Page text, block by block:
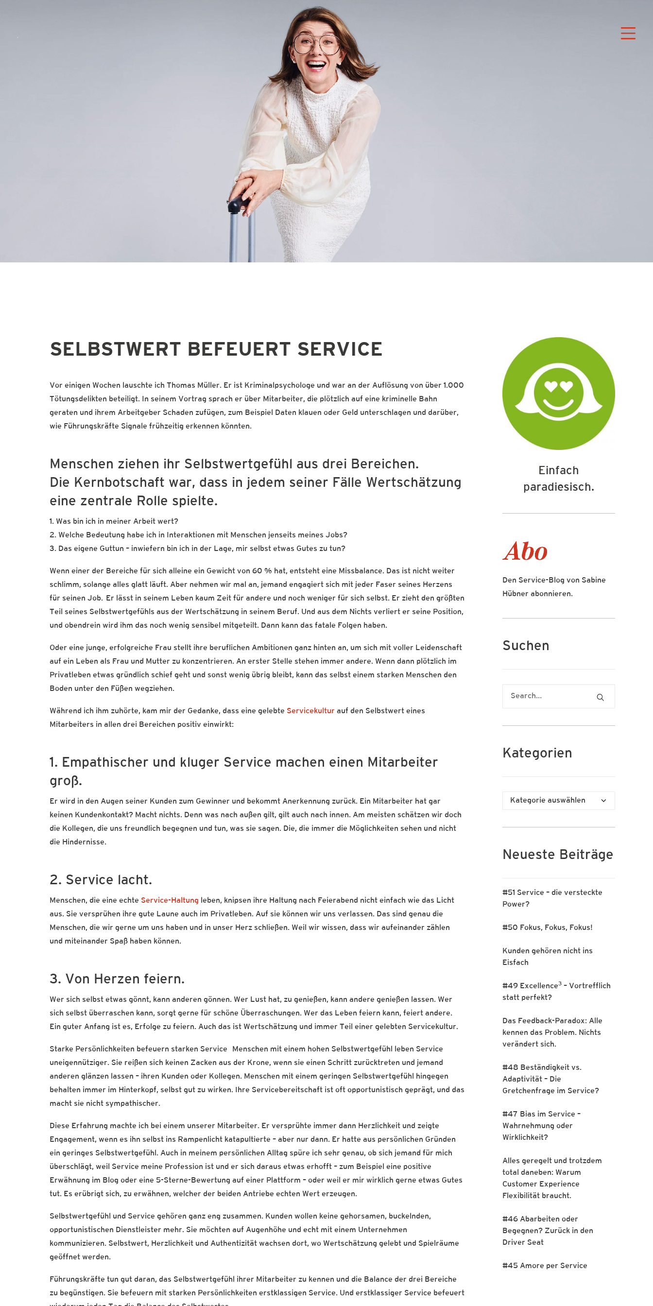
SELBSTWERT BEFEUERT SERVICE
Vor einigen Wochen lauschte ich Thomas Müller. Er ist Kriminalpsychologe und war an der Auflösung von über 1.000
Tötungsdelikten beteiligt. In seinem Vortrag sprach er über Mitarbeiter, die plötzlich auf eine kriminelle Bahn
geraten und ihrem Arbeitgeber Schaden zufügen, zum Beispiel Daten klauen oder Geld unterschlagen und darüber,
wie Führungskräfte Signale frühzeitig erkennen könnten.
Menschen ziehen ihr Selbstwertgefühl aus drei Bereichen.
Die Kernbotschaft war, dass in jedem seiner Fälle Wertschätzung
eine zentrale Rolle spielte.
1. Was bin ich in meiner Arbeit wert?
2. Welche Bedeutung habe ich in Interaktionen mit Menschen jenseits meines Jobs?
3. Das eigene Guttun – inwiefern bin ich in der Lage, mir selbst etwas Gutes zu tun?
Wenn einer der Bereiche für sich alleine ein Gewicht von 60 % hat, entsteht eine Missbalance. Das ist nicht weiter
schlimm, solange alles glatt läuft. Aber nehmen wir mal an, jemand engagiert sich mit jeder Faser seines Herzens
für seinen Job. Er lässt in seinem Leben kaum Zeit für andere und noch weniger für sich selbst. Er zieht den größten
Teil seines Selbstwertgefühls aus der Wertschätzung in seinem Beruf. Und aus dem Nichts verliert er seine Position,
und obendrein wird ihm das noch wenig sensibel mitgeteilt. Dann kann das fatale Folgen haben.
Oder eine junge, erfolgreiche Frau stellt ihre beruflichen Ambitionen ganz hinten an, um sich mit voller Leidenschaft
auf ein Leben als Frau und Mutter zu konzentrieren. An erster Stelle stehen immer andere. Wenn dann plötzlich im
Privatleben etwas gründlich schief geht und sonst wenig übrig bleibt, kann das selbst einem starken Menschen den
Boden unter den Füßen wegziehen.
Während ich ihm zuhörte, kam mir der Gedanke, dass eine gelebte Servicekultur auf den Selbstwert eines
Mitarbeiters in allen drei Bereichen positiv einwirkt:
1. Empathischer und kluger Service machen einen Mitarbeiter
groß.
Er wird in den Augen seiner Kunden zum Gewinner und bekommt Anerkennung zurück. Ein Mitarbeiter hat gar
keinen Kundenkontakt? Macht nichts. Denn was nach außen gilt, gilt auch nach innen. Am meisten schätzen wir doch
die Kollegen, die uns freundlich begegnen und tun, was sie sagen. Die, die immer die Möglichkeiten sehen und nicht
die Hindernisse.
2. Service lacht.
Menschen, die eine echte Service-Haltung leben, knipsen ihre Haltung nach Feierabend nicht einfach wie das Licht
aus. Sie versprühen ihre gute Laune auch im Privatleben. Auf sie können wir uns verlassen. Das sind genau die
Menschen, die wir gerne um uns haben und in unser Herz schließen. Weil wir wissen, dass wir aufeinander zählen
und miteinander Spaß haben können.
3. Von Herzen feiern.
Wer sich selbst etwas gönnt, kann anderen gönnen. Wer Lust hat, zu genießen, kann andere genießen lassen. Wer
sich selbst überraschen kann, sorgt gerne für schöne Überraschungen. Wer das Leben feiern kann, feiert andere.
Ein guter Anfang ist es, Erfolge zu feiern. Auch das ist Wertschätzung und immer Teil einer gelebten Servicekultur.
Starke Persönlichkeiten befeuern starken Service Menschen mit einem hohen Selbstwertgefühl leben Service
uneigennütziger. Sie reißen sich keinen Zacken aus der Krone, wenn sie einen Schritt zurücktreten und jemand
anderen glänzen lassen – ihren Kunden oder Kollegen. Menschen mit einem geringen Selbstwertgefühl hingegen
behalten immer im Hinterkopf, selbst gut zu wirken. Ihre Servicebereitschaft ist oft opportunistisch geprägt, und das
macht sie nicht sympathischer.
Diese Erfahrung machte ich bei einem unserer Mitarbeiter. Er versprühte immer dann Herzlichkeit und zeigte
Engagement, wenn es ihn selbst ins Rampenlicht katapultierte – aber nur dann. Er hatte aus persönlichen Gründen
ein geringes Selbstwertgefühl. Auch in meinem persönlichen Alltag spüre ich sehr genau, ob sich jemand für mich
überschlägt, weil Service meine Profession ist und er sich daraus etwas erhofft – zum Beispiel eine positive
Erwähnung im Blog oder eine 5-Sterne-Bewertung auf einer Plattform – oder weil er mir wirklich gerne etwas Gutes
tut. Es erübrigt sich, zu erwähnen, welcher der beiden Antriebe echten Wert erzeugen.
Selbstwertgefühl und Service gehören ganz eng zusammen. Kunden wollen keine gehorsamen, buckelnden,
opportunistischen Dienstleister mehr. Sie möchten auf Augenhöhe und echt mit einem Unternehmen
kommunizieren. Selbstwert, Herzlichkeit und Authentizität wachsen dort, wo Wertschätzung gelebt und Spielräume
geöffnet werden.
Führungskräfte tun gut daran, das Selbstwertgefühl ihrer Mitarbeiter zu kennen und die Balance der drei Bereiche
zu begünstigen. Sie befeuern mit starken Persönlichkeiten erstklassigen Service. Und erstklassiger Service befeuert
Einfach
paradiesisch.
Den Service-Blog von Sabine
Hübner abonnieren.
Suchen
Kategorien
Kategorien
Neueste Beiträge
#51 Service – die versteckte
Power?
#50 Fokus, Fokus, Fokus!
Kunden gehören nicht ins
Eisfach
#49 Excellence3 – Vortrefflich
statt perfekt?
Das Feedback-Paradox: Alle
kennen das Problem. Nichts
verändert sich.
#48 Beständigkeit vs.
Adaptivität – Die
Gretchenfrage im Service?
#47 Bias im Service –
Wahrnehmung oder
Wirklichkeit?
Alles geregelt und trotzdem
total daneben: Warum
Customer Experience
Flexibilität braucht.
#46 Abarbeiten oder
Begegnen? Zurück in den
Driver Seat
#45 Amore per Service